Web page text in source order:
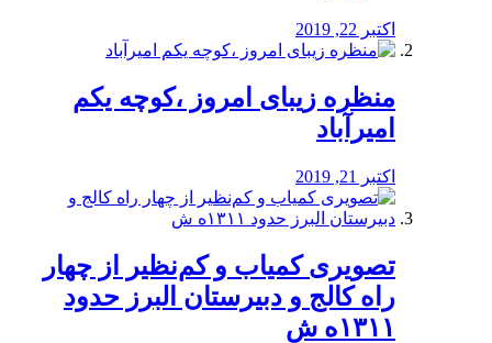
اکتبر 22, 2019
منظره‌‌ زیبای امروز ،کوچه یکم
امیرآباد
اکتبر 21, 2019
️تصویری کمیاب و کم‌نظیر از چهار
راه كالج و دبيرستان البرز حدود
۱۳۱۱ه ش